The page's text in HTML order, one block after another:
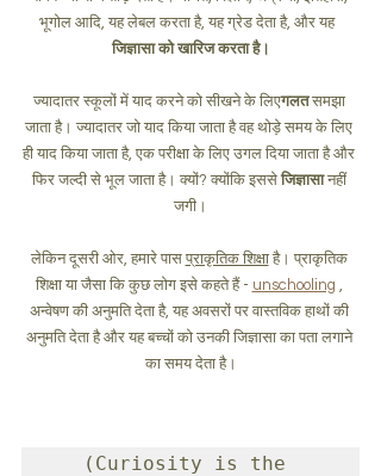
भूगोल आदि, यह लेबल करता है, यह ग्रेड देता है, और यह
जिज्ञासा को खारिज करता है।
ज्यादातर स्कूलों में याद करने को सीखने के लिएगलत समझा
जाता है। ज्यादातर जो याद किया जाता है वह थोड़े समय के लिए
ही याद किया जाता है, एक परीक्षा के लिए उगल दिया जाता है और
फिर जल्दी से भूल जाता है। क्यों? क्योंकि इससे जिज्ञासा नहीं
जगी।
लेकिन दूसरी ओर, हमारे पास प्राकृतिक शिक्षा है। प्राकृतिक
शिक्षा या जैसा कि कुछ लोग इसे कहते हैं - unschooling ,
अन्वेषण की अनुमति देता है, यह अवसरों पर वास्तविक हाथों की
अनुमति देता है और यह बच्चों को उनकी जिज्ञासा का पता लगाने
का समय देता है।
(Curiosity is the